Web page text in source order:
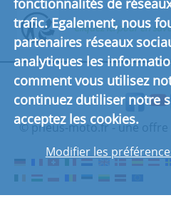
Inscription partenaire de
Cliquez ici pour en
© pneus-moto.fr - une offre
trafic. Egalement, nous
partenaires réseaux
analytiques les
comment vous utilisez
continuez dutiliser notre
acceptez les cookies.
Modifier les